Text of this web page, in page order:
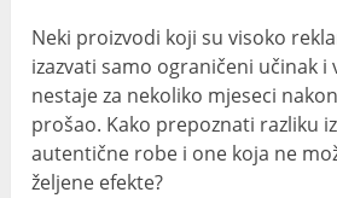
Neki proizvodi koji su visoko
izazvati samo ograničeni učinak i
nestaje za nekoliko mjeseci
prošao. Kako prepoznati razliku
autentične robe i one koja ne
željene efekte?